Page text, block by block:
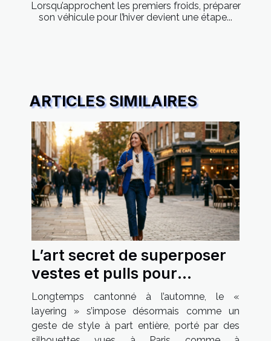
Lorsqu’approchent les premiers froids, préparer
son véhicule pour l’hiver devient une étape...
ARTICLES SIMILAIRES
L’art secret de superposer
vestes et pulls pour
affirmer sa féminité
Longtemps cantonné à l’automne, le «
layering » s’impose désormais comme un
geste de style à part entière, porté par des